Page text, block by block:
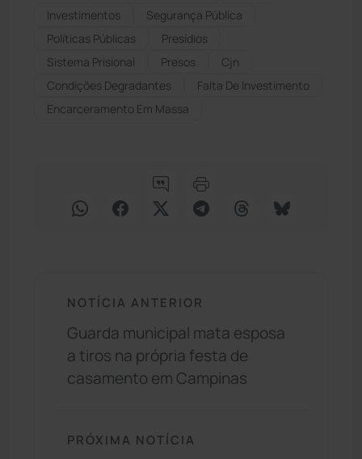
Investimentos
Segurança Pública
Políticas Públicas
Presídios
Sistema Prisional
Presos
Cjn
Condições Degradantes
Falta De Investimento
Encarceramento Em Massa
NOTÍCIA ANTERIOR
Guarda municipal mata esposa
a tiros na própria festa de
casamento em Campinas
PRÓXIMA NOTÍCIA